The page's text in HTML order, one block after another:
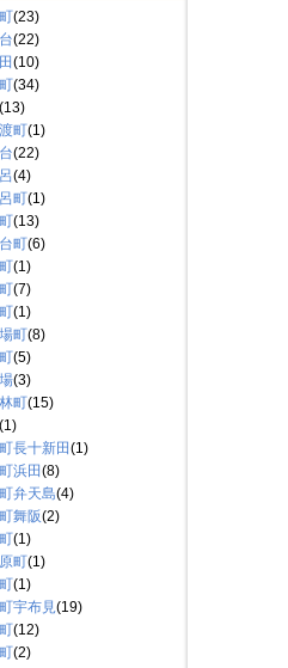
(23)
(22)
(10)
(34)
(13)
町(1)
(22)
(4)
町(1)
(13)
町(6)
(1)
(7)
(1)
町(8)
(5)
(3)
町(15)
(1)
長十新田(1)
浜田(8)
弁天島(4)
舞阪(2)
(1)
町(1)
(1)
宇布見(19)
(12)
(2)